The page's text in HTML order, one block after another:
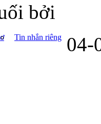
bởi
Tin nhắn riêng 04-